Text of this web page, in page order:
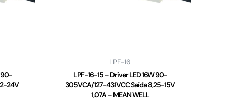
90-
24V
LPF-16
LPF-16-15 – Driver LED 16W 90-
305VCA/127-431VCC Saída 8,25-15V
1,07A – MEAN WELL